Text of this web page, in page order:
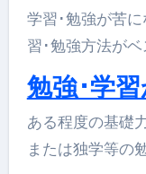
学習･勉強が苦にならないのなら問題なし。 今の学
習･勉強方法が
勉強･学
ある程度の基礎力を身につけるためには 教師から
または独学等の